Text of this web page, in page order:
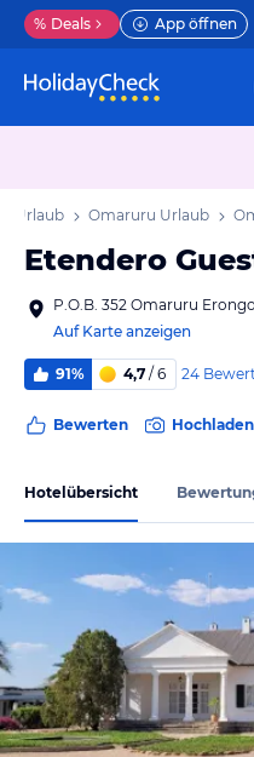
% Deals App öffnen
Urlaub Omaruru Urlaub
Etendero
P.O.B. 352 Omaruru
Auf Karte anzeigen
91% 4,7 / 6 24
Bewerten Hochladen
Hotelübersicht